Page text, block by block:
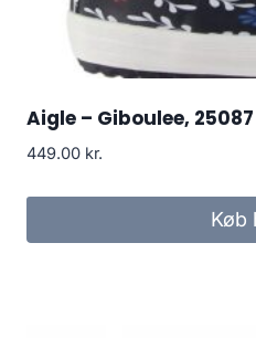
Aigle – Giboulee,
449.00 kr.
Køb